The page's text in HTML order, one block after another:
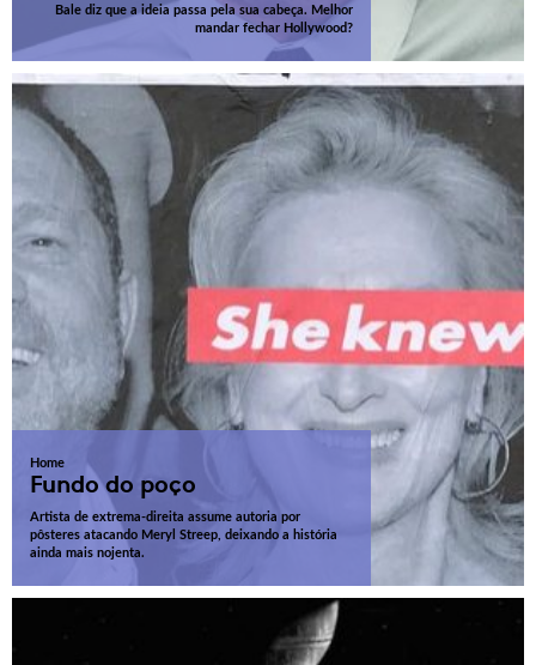
Bale diz que a ideia passa pela sua cabeça. Melhor
mandar fechar Hollywood?
Home
Fundo do poço
Artista de extrema-direita assume autoria por
pôsteres atacando Meryl Streep, deixando a história
ainda mais nojenta.